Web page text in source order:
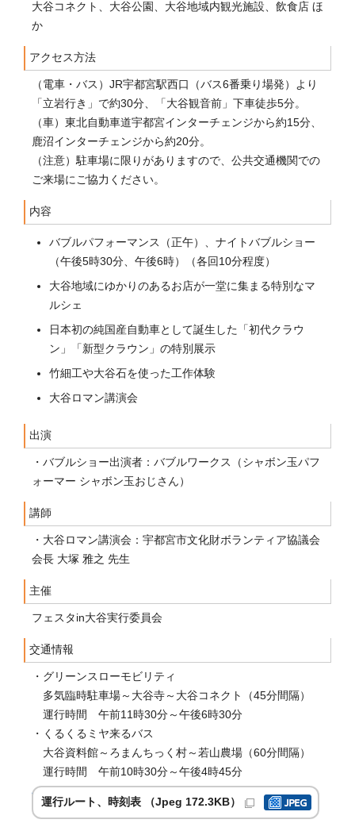
大谷コネクト、大谷公園、大谷地域内観光施設、飲食店 ほ
か
アクセス方法
（電車・バス）JR宇都宮駅西口（バス6番乗り場発）より
「立岩行き」で約30分、「大谷観音前」下車徒歩5分。
（車）東北自動車道宇都宮インターチェンジから約15分、
鹿沼インターチェンジから約20分。
（注意）駐車場に限りがありますので、公共交通機関での
ご来場にご協力ください。
内容
バブルパフォーマンス（正午）、ナイトバブルショー
（午後5時30分、午後6時）（各回10分程度）
大谷地域にゆかりのあるお店が一堂に集まる特別なマ
ルシェ
日本初の純国産自動車として誕生した「初代クラウ
ン」「新型クラウン」の特別展示
竹細工や大谷石を使った工作体験
大谷ロマン講演会
出演
・バブルショー出演者：バブルワークス（シャボン玉パフ
ォーマー シャボン玉おじさん）
講師
・大谷ロマン講演会：宇都宮市文化財ボランティア協議会
会長 大塚 雅之 先生
主催
フェスタin大谷実行委員会
交通情報
・グリーンスローモビリティ
多気臨時駐車場～大谷寺～大谷コネクト（45分間隔）
運行時間 午前11時30分～午後6時30分
・くるくるミヤ来るバス
大谷資料館～ろまんちっく村～若山農場（60分間隔）
運行時間 午前10時30分～午後4時45分
運行ルート、時刻表 （Jpeg 172.3KB）